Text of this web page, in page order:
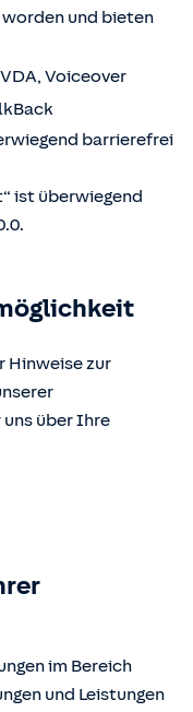
und bieten
Voiceover
barrierefrei
ist überwiegend
Hinweise zur
über Ihre
im Bereich
und Leistungen